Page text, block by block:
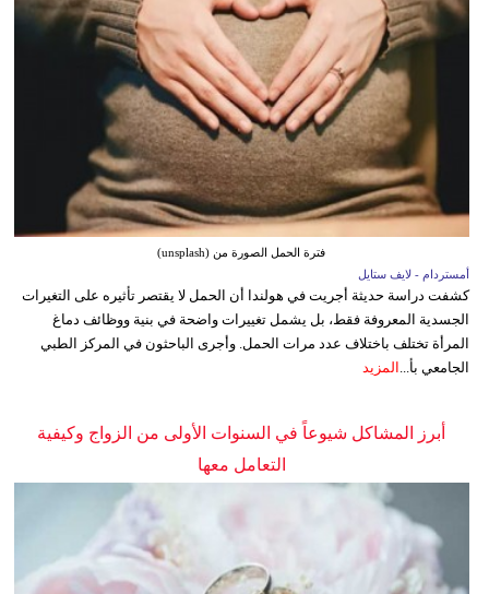
فترة الحمل الصورة من (unsplash)
أمستردام - لايف ستايل
كشفت دراسة حديثة أجريت في هولندا أن الحمل لا يقتصر تأثيره على التغيرات
الجسدية المعروفة فقط، بل يشمل تغييرات واضحة في بنية ووظائف دماغ
المرأة تختلف باختلاف عدد مرات الحمل. وأجرى الباحثون في المركز الطبي
الجامعي بأ... المزيد
أبرز المشاكل شيوعاً في السنوات الأولى من الزواج وكيفية
التعامل معها